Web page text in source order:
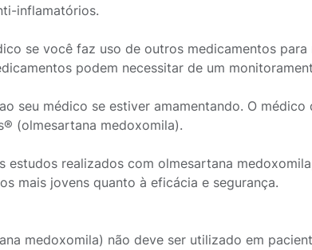
inflamatórios.
se você faz uso de outros medicamentos
podem necessitar de um
seu médico se estiver amamentando. O
(olmesartana medoxomila).
estudos realizados com olmesartana
mais jovens quanto à eficácia e segurança.
medoxomila) não deve ser utilizado em